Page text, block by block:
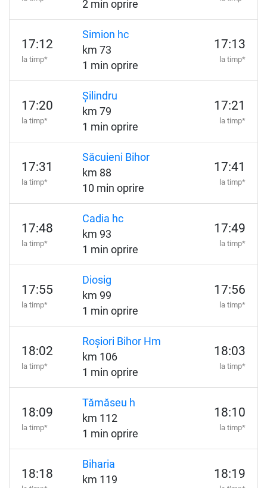
2 min oprire
17:12
la timp*
Simion hc
km 73
1 min oprire
17:13
la timp*
17:20
la timp*
Șilindru
km 79
1 min oprire
17:21
la timp*
17:31
la timp*
Săcuieni Bihor
km 88
10 min oprire
17:41
la timp*
17:48
la timp*
Cadia hc
km 93
1 min oprire
17:49
la timp*
17:55
la timp*
Diosig
km 99
1 min oprire
17:56
la timp*
18:02
la timp*
Roșiori Bihor Hm
km 106
1 min oprire
18:03
la timp*
18:09
la timp*
Tămăseu h
km 112
1 min oprire
18:10
la timp*
18:18
Biharia
km 119
18:19